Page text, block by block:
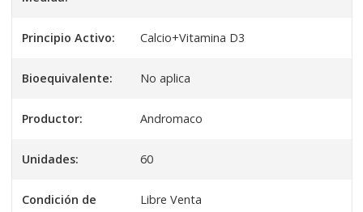
Principio Activo: Calcio+Vitamina D3
Bioequivalente: No aplica
Productor: Andromaco
Unidades: 60
Condición de
Libre Venta